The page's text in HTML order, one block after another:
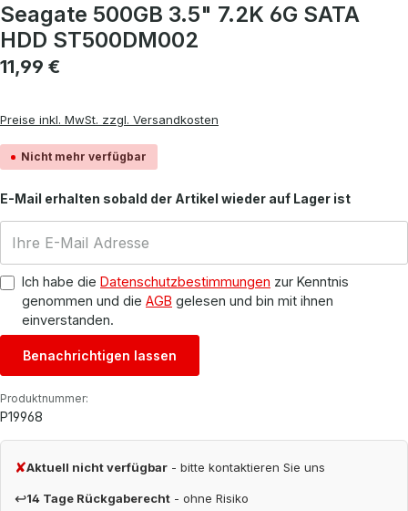
Seagate 500GB 3.5" 7.2K 6G SATA
HDD ST500DM002
Regulärer Preis:
11,99 €
Preise inkl. MwSt. zzgl. Versandkosten
Nicht mehr verfügbar
E-Mail erhalten sobald der Artikel wieder auf Lager ist
Ich habe die Datenschutzbestimmungen zur Kenntnis
genommen und die AGB gelesen und bin mit ihnen
einverstanden.
Benachrichtigen lassen
Produktnummer:
P19968
✘Aktuell nicht verfügbar - bitte kontaktieren Sie uns
↩14 Tage Rückgaberecht - ohne Risiko